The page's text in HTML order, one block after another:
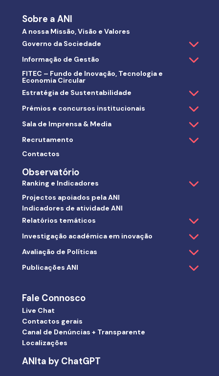
Sobre a ANI
A nossa Missão, Visão e Valores
Governo da Sociedade
Informação de Gestão
FITEC – Fundo de Inovação, Tecnologia e
Economia Circular
Estratégia de Sustentabilidade
Prémios e concursos institucionais
Sala de Imprensa & Media
Recrutamento
Contactos
Observatório
Ranking e Indicadores
Projectos apoiados pela ANI
Indicadores de atividade ANI
Relatórios temáticos
Investigação académica em inovação
Avaliação de Políticas
Publicações ANI
Fale Connosco
Live Chat
Contactos gerais
Canal de Denúncias + Transparente
Localizações
ANIta by ChatGPT